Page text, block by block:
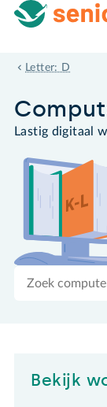
Letter: D
digitale snelweg
Lastig digitaal
Zoek
Bekijk